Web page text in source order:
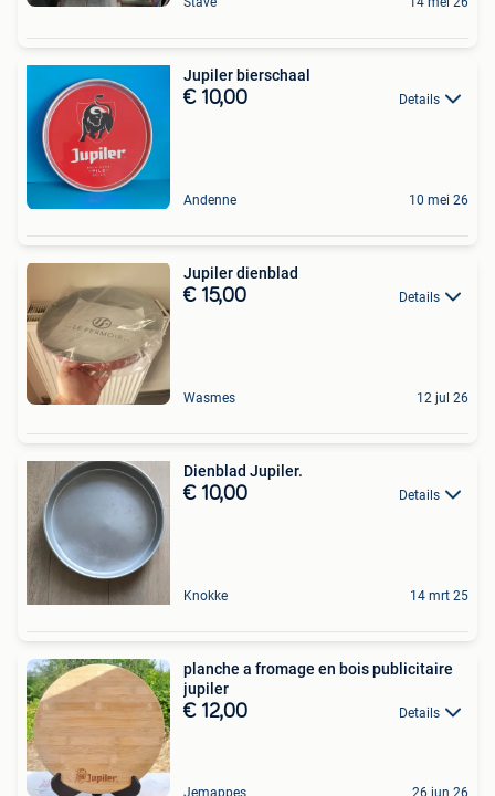
Jupiler bierschaal
€ 10,00 Details
Andenne 10 mei 26
Jupiler dienblad
€ 15,00 Details
Wasmes 12 jul 26
Dienblad Jupiler.
€ 10,00 Details
Knokke 14 mrt 25
planche a fromage en bois publicitaire
jupiler
€ 12,00 Details
Jemappes 26 jun 26